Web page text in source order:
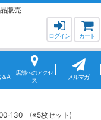
販売
ログイン カート
＆A
店舗へのアクセ
ス
メルマガ
130 (※5枚セット)